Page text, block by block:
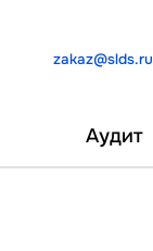
zakaz@slds.ru
Аудит